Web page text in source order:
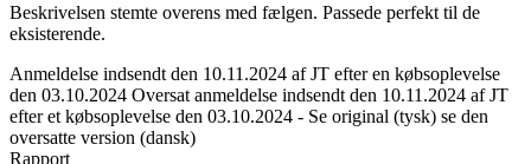
Beskrivelsen stemte overens med fælgen. Passede perfekt til de
eksisterende.
Anmeldelse indsendt den 10.11.2024 af JT efter en købsoplevelse
den 03.10.2024 Oversat anmeldelse indsendt den 10.11.2024 af JT
efter et købsoplevelse den 03.10.2024 - Se original (tysk) se den
oversatte version (dansk)
Rapport